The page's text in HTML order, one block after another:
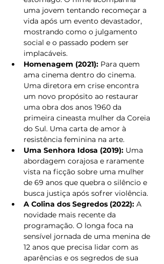
uma jovem tentando recomeçar a
vida após um evento devastador,
mostrando como o julgamento
social e o passado podem ser
implacáveis.
Homenagem (2021): Para quem
ama cinema dentro do cinema.
Uma diretora em crise encontra
um novo propósito ao restaurar
uma obra dos anos 1960 da
primeira cineasta mulher da Coreia
do Sul. Uma carta de amor à
resistência feminina na arte.
Uma Senhora Idosa (2019): Uma
abordagem corajosa e raramente
vista na ficção sobre uma mulher
de 69 anos que quebra o silêncio e
busca justiça após sofrer violência.
A Colina dos Segredos (2022): A
novidade mais recente da
programação. O longa foca na
sensível jornada de uma menina de
12 anos que precisa lidar com as
aparências e os segredos de sua